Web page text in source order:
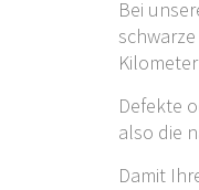
Bei
Defekte
also die
Damit